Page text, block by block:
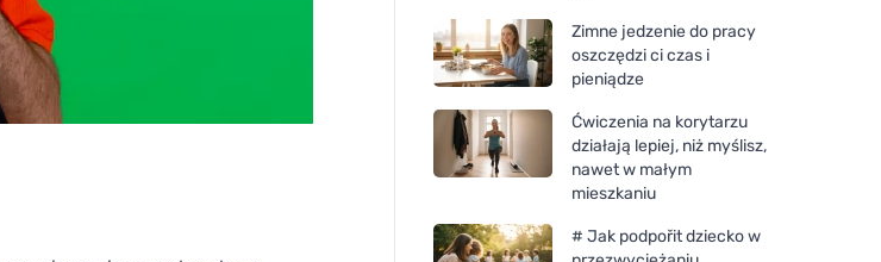
Zimne jedzenie do pracy
oszczędzi ci czas i
pieniądze
Ćwiczenia na korytarzu
działają lepiej, niż myślisz,
nawet w małym
mieszkaniu
# Jak podpořit dziecko w